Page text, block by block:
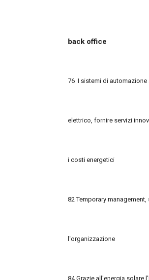
back office
76 I sistemi di
elettrico, fornire servizi
i costi energetici
82 Temporary
l'organizzazione
84 Grazie all'energia solare